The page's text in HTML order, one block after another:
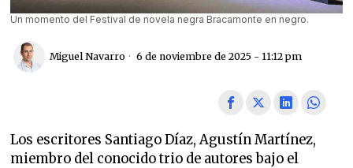
Un momento del Festival de novela negra Bracamonte en negro.
Miguel Navarro 6 de noviembre de 2025 - 11:12 pm
Los escritores Santiago Díaz, Agustín Martínez,
miembro del conocido trio de autores bajo el